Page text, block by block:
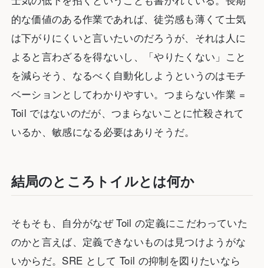
的な価値のある作業であれば、徒労感も薄くて士気
は下がりにくいと言いたいのだろうが、それは人に
よると言わざるを得ないし、「やりたくない」こと
を減らそう、なるべく自動化しようというのはモチ
ベーションとしてわかりやすい。つまらない作業 =
Toil ではないのだが、つまらないことに忙殺されて
いるか、敏感になる必要はありそうだ。
結局のところトイルとは何か
そもそも、自分がなぜ Toil の定義にこだわっていた
のかと言えば、定義できないものは見つけようがな
いからだ。SRE として Toil の抑制を図りたいなら